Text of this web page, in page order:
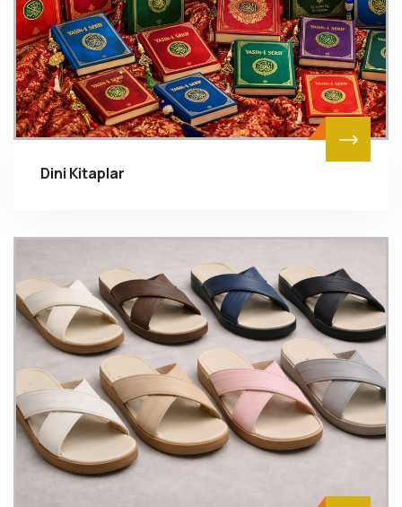
Dini Kitaplar